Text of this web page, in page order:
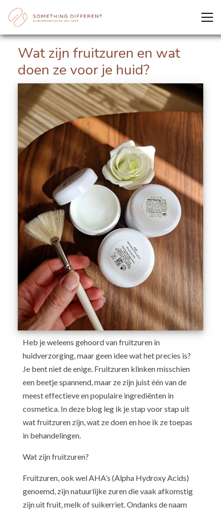
Wat zijn fruitzuren en wat
doen ze voor je huid?
Heb je weleens gehoord van fruitzuren in
huidverzorging, maar geen idee wat het precies is?
Je bent niet de enige. Fruitzuren klinken misschien
een beetje spannend, maar ze zijn juist één van de
meest effectieve en populaire ingrediënten in
cosmetica. In deze blog leg ik je stap voor stap uit
wat fruitzuren zijn, wat ze doen en hoe ik ze toepas
in behandelingen.
Wat zijn fruitzuren?
Fruitzuren, ook wel AHA’s (Alpha Hydroxy Acids)
genoemd, zijn natuurlijke zuren die vaak afkomstig
zijn uit fruit, melk of suikerriet. Ondanks de naam